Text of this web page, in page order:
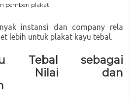
pemberi plakat
instansi dan company rela
lebih untuk plakat kayu tebal.
Tebal sebagai
Nilai dan